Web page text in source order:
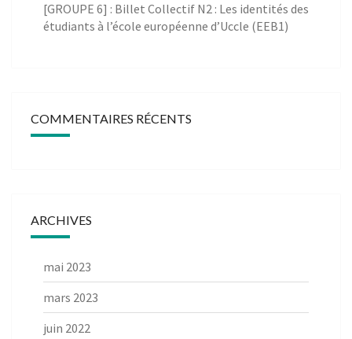
[GROUPE 6] : Billet Collectif N2 : Les identités des
étudiants à l’école européenne d’Uccle (EEB1)
COMMENTAIRES RÉCENTS
ARCHIVES
mai 2023
mars 2023
juin 2022